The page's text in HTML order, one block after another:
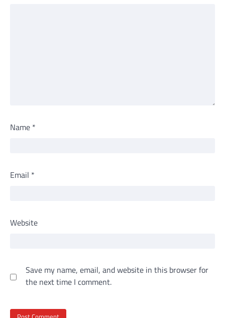
Name *
Email *
Website
Save my name, email, and website in this browser for
the next time I comment.